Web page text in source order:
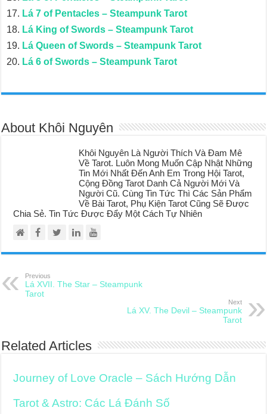
Lá 7 of Pentacles – Steampunk Tarot
Lá King of Swords – Steampunk Tarot
Lá Queen of Swords – Steampunk Tarot
Lá 6 of Swords – Steampunk Tarot
About Khôi Nguyên
Khôi Nguyên Là Người Thích Và Đam Mê
Về Tarot. Luôn Mong Muốn Cập Nhật Những
Tin Mới Nhất Đến Anh Em Trong Hội Tarot,
Cộng Đồng Tarot Danh Cả Người Mới Và
Người Cũ. Cùng Tin Tức Thì Các Sản Phẩm
Về Bài Tarot, Phụ Kiện Tarot Cũng Sẽ Được
Chia Sẻ. Tin Tức Được Đẩy Một Cách Tự Nhiên
Previous
Lá XVII. The Star – Steampunk
Tarot
Next
Lá XV. The Devil – Steampunk
Tarot
Related Articles
Journey of Love Oracle – Sách Hướng Dẫn
Tarot & Astro: Các Lá Đánh Số